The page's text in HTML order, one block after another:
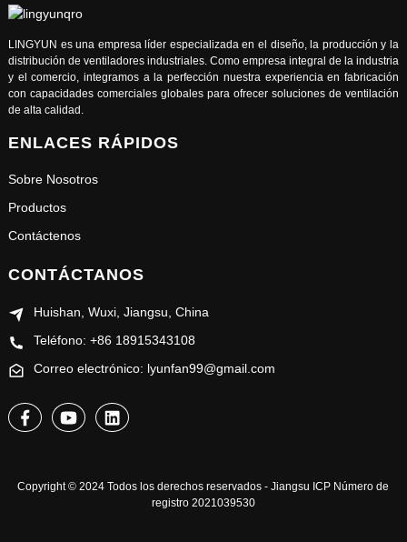
LINGYUN es una empresa líder especializada en el diseño, la producción y la
distribución de ventiladores industriales. Como empresa integral de la industria
y el comercio, integramos a la perfección nuestra experiencia en fabricación
con capacidades comerciales globales para ofrecer soluciones de ventilación
de alta calidad.
ENLACES RÁPIDOS
Sobre Nosotros
Productos
Contáctenos
CONTÁCTANOS
Huishan, Wuxi, Jiangsu, China
Teléfono: +86 18915343108
Correo electrónico: lyunfan99@gmail.com
Copyright © 2024 Todos los derechos reservados - Jiangsu ICP Número de
registro 2021039530